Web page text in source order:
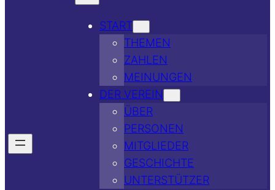
START
THEMEN
ZAHLEN
MEINUNGEN
DER VEREIN
ÜBER
PERSONEN
MITGLIEDER
GESCHICHTE
UNTERSTÜTZER